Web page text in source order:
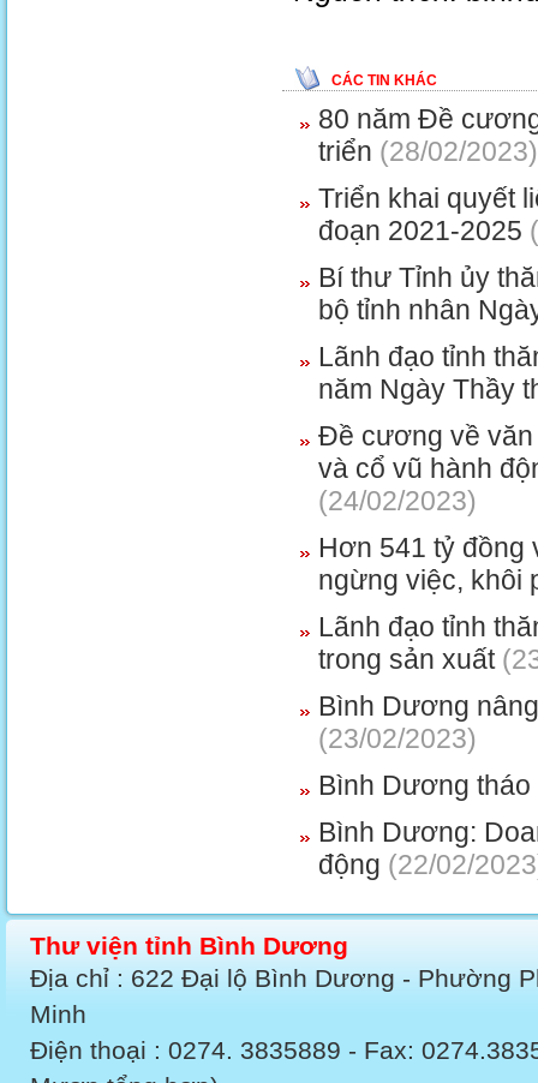
CÁC TIN KHÁC
80 năm Đề
triển (28/02/2023)
Triển khai quyết
đoạn 2021-2025
Bí thư Tỉnh ủy
bộ tỉnh nhân
Lãnh đạo tỉnh
năm Ngày Thầy
Đề cương về văn
và cổ vũ hành
(24/02/2023)
Hơn 541 tỷ
ngừng việc, khôi
Lãnh đạo tỉnh
trong sản xuất
Bình Dương
(23/02/2023)
Bình Dương
Bình Dương:
động (22/02/
Thư viện tỉnh Bình Dương
Địa chỉ : 622 Đại lộ Bình Dương - Phường
Minh
Điện thoại : 0274. 3835889 - Fax: